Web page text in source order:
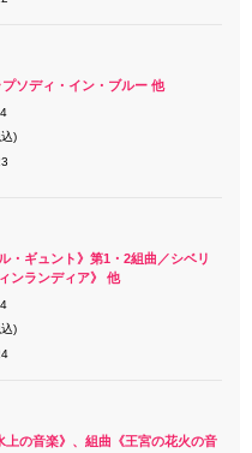
ソディ・イン・ブルー 他
)
・ギュント》第1・2組曲／シベリ
ンランディア》 他
)
上の音楽》、組曲《王宮の花火の音